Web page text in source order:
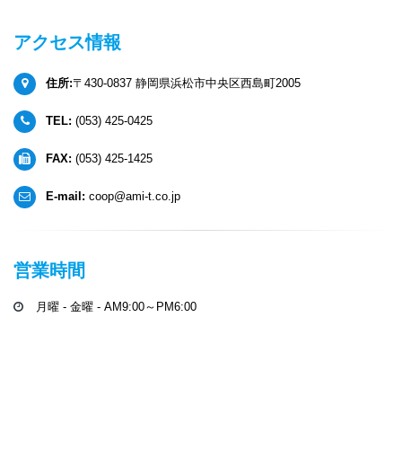
アクセス情報
住所:〒430-0837 静岡県浜松市中央区西島町2005
TEL: (053) 425-0425
FAX: (053) 425-1425
E-mail: coop@ami-t.co.jp
営業時間
月曜 - 金曜 - AM9:00～PM6:00